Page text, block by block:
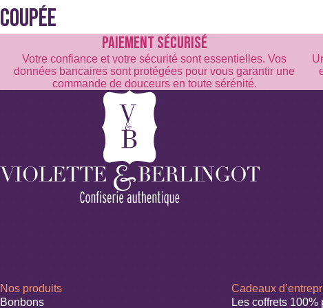
COUPÉE
PAIEMENT SÉCURISÉ
Votre confiance et votre sécurité sont essentielles. Vos
données bancaires sont protégées pour vous garantir une
commande de douceurs en toute sérénité.
Nos produits
Bonbons
Cadeaux
Les coffrets